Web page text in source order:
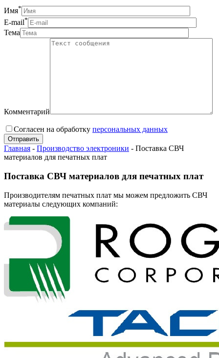
Имя*
E-mail*
Тема
Комментарий
Согласен на обработку персональныx данных
Главная - Производство электроники - Поставка СВЧ
материалов для печатных плат
Поставка СВЧ материалов для печатных плат
Производителям печатных плат мы можем предложить СВЧ
материалы следующих компаний: